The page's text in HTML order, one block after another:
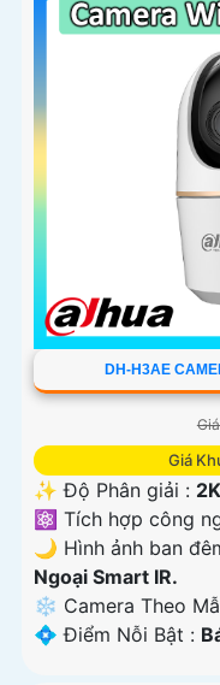
DH-H3AE
Giá
✨ Độ Phân giải :
⚛️ Tích hợp công
🌙 Hình ảnh ban
Ngoại Smart IR.
❄ Camera Theo
️💠 Điểm Nỗi Bật :